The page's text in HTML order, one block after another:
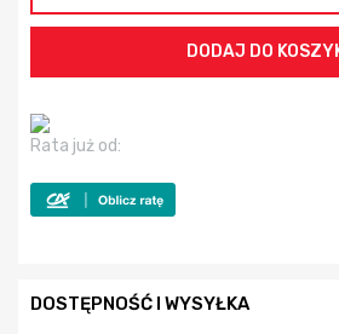
Rata już od:
DOSTĘPNOŚĆ I WYSYŁKA